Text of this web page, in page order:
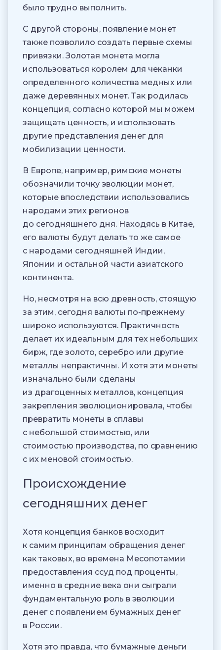
было трудно выполнить.
С другой стороны, появление монет
также позволило создать первые схемы
привязки. Золотая монета могла
использоваться королем для чеканки
определенного количества медных или
даже деревянных монет. Так родилась
концепция, согласно которой мы можем
защищать ценность, и использовать
другие представления денег для
мобилизации ценности.
В Европе, например, римские монеты
обозначили точку эволюции монет,
которые впоследствии использовались
народами этих регионов
до сегодняшнего дня. Находясь в Китае,
его валюты будут делать то же самое
с народами сегодняшней Индии,
Японии и остальной части азиатского
континента.
Но, несмотря на всю древность, стоящую
за этим, сегодня валюты по-прежнему
широко используются. Практичность
делает их идеальным для тех небольших
бирж, где золото, серебро или другие
металлы непрактичны. И хотя эти монеты
изначально были сделаны
из драгоценных металлов, концепция
закрепления эволюционировала, чтобы
превратить монеты в сплавы
с небольшой стоимостью, или
стоимостью производства, по сравнению
с их меновой стоимостью.
Происхождение
сегодняшних денег
Хотя концепция банков восходит
к самим принципам обращения денег
как таковых, во времена Месопотамии
предоставления ссуд под проценты,
именно в средние века они сыграли
фундаментальную роль в эволюции
денег с появлением бумажных денег
в России.
Хотя это правда, что бумажные деньги